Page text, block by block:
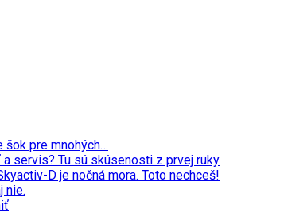
šok pre mnohých…
servis? Tu sú skúsenosti z prvej ruky
D je nočná mora. Toto nechceš!
nie.